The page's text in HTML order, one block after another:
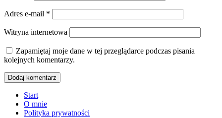
Adres e-mail *
Witryna internetowa
Zapamiętaj moje dane w tej przeglądarce podczas pisania
kolejnych komentarzy.
Start
O mnie
Polityka prywatności